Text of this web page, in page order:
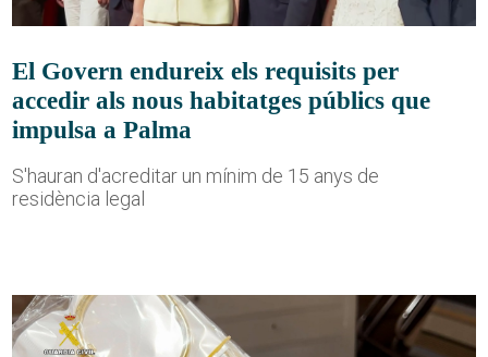
El Govern endureix els requisits per
accedir als nous habitatges públics que
impulsa a Palma
S'hauran d'acreditar un mínim de 15 anys de
residència legal